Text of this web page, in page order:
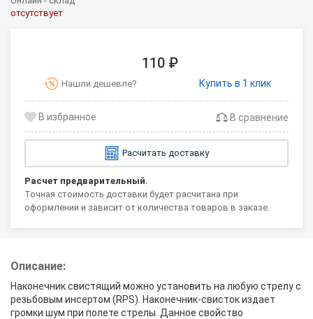
отсутствует
110 ₽
Нашли дешевле? Купить в 1 клик
В сравнение
Расчитать доставку
Расчет предварительный.
Точная стоимость доставки будет расчитана при
оформлении и зависит от количества товаров в заказе.
Описание:
Наконечник свистящий можно установить на любую стрелу с
резьбовым инсертом (RPS). Наконечник-свисток издает
громки шум при полете стрелы. Данное свойство